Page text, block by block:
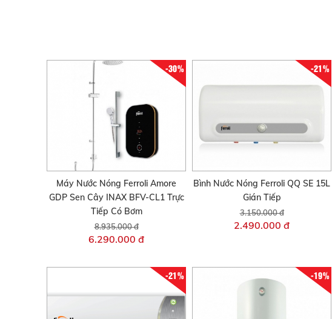
-30%
Máy Nước Nóng Ferroli Amore
GDP Sen Cây INAX BFV-CL1 Trực
Tiếp Có Bơm
8.935.000 đ
6.290.000 đ
-21%
Bình Nước Nóng Ferroli QQ SE 15L
Gián Tiếp
3.150.000 đ
2.490.000 đ
-21% -19%